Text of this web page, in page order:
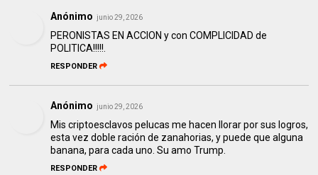
Anónimo junio 29, 2026
PERONISTAS EN ACCION y con COMPLICIDAD de
POLITICA!!!!!.
RESPONDER
Anónimo junio 29, 2026
Mis criptoesclavos pelucas me hacen llorar por sus logros,
esta vez doble ración de zanahorias, y puede que alguna
banana, para cada uno. Su amo Trump.
RESPONDER